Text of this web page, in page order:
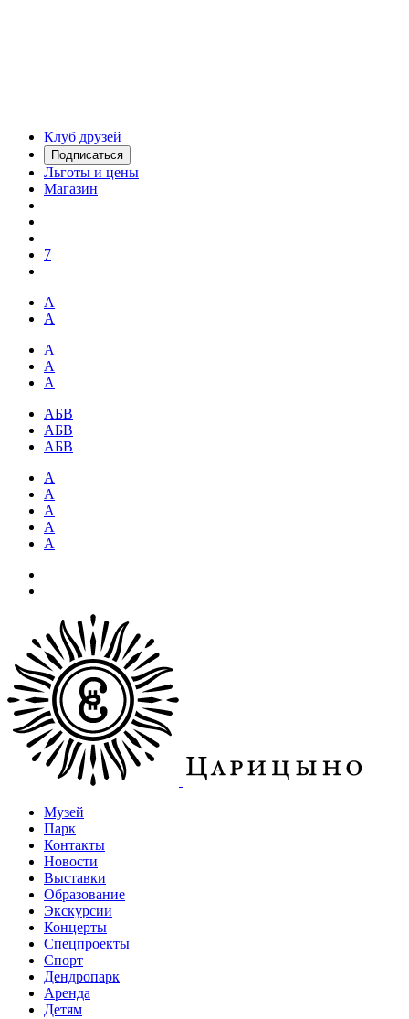
Клуб друзей
Подписаться
Льготы и цены
Магазин
7
А
А
А
А
А
АБВ
АБВ
АБВ
А
А
А
А
А
Музей
Парк
Контакты
Новости
Выставки
Образование
Экскурсии
Концерты
Спецпроекты
Спорт
Дендропарк
Аренда
Детям